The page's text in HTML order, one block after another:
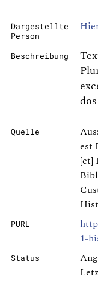
Dargestellte
Person
Beschreibung
Quelle
est
[et]
PURL
1-
Status